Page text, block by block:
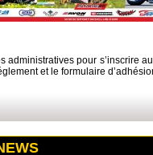
administratives pour s’inscrire
et le formulaire